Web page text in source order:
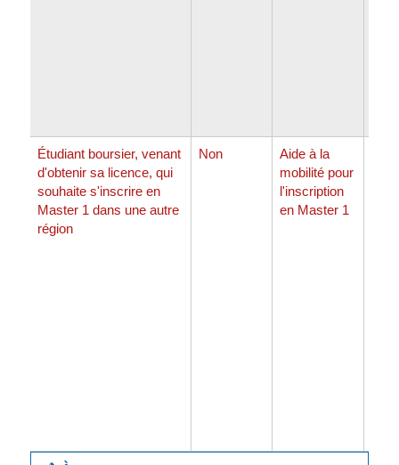
Étudiant boursier, venant
d'obtenir sa licence, qui
souhaite s'inscrire en
Master 1 dans une autre
région
Non
Aide à la
mobilité pour
l'inscription
en Master 1